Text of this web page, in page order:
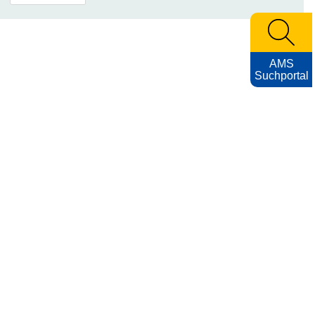
AMS
Suchportal